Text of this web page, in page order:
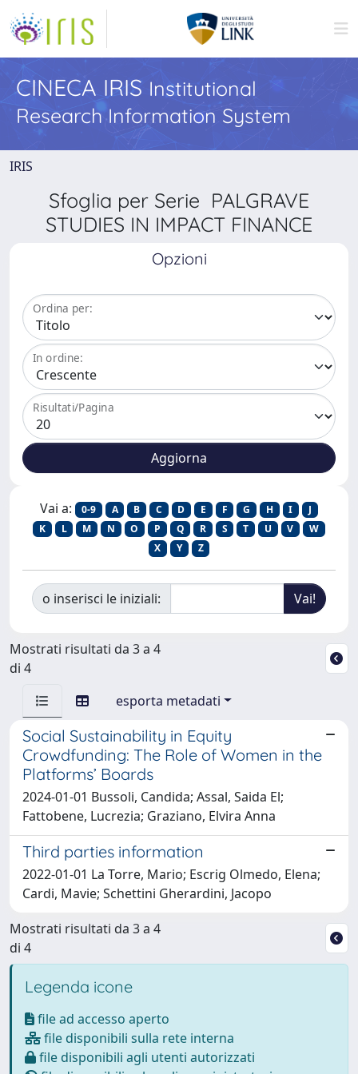
CINECA IRIS Institutional
Research Information System
IRIS
Sfoglia per Serie PALGRAVE
STUDIES IN IMPACT FINANCE
Opzioni
Ordina per:
In ordine:
Risultati/Pagina
Vai a: 0-9 A B C D E F G H I
J
K
L M N O P Q R S T U V
W
X
Y Z
o inserisci le iniziali:
Mostrati risultati da 3 a 4
di 4
esporta metadati
Social Sustainability in Equity
Crowdfunding: The Role of Women in the
Platforms’ Boards
2024-01-01 Bussoli, Candida; Assal, Saida El;
Fattobene, Lucrezia; Graziano, Elvira Anna
Third parties information
2022-01-01 La Torre, Mario; Escrig Olmedo, Elena;
Cardi, Mavie; Schettini Gherardini, Jacopo
Mostrati risultati da 3 a 4
di 4
Legenda icone
file ad accesso aperto
file disponibili sulla rete interna
file disponibili agli utenti autorizzati